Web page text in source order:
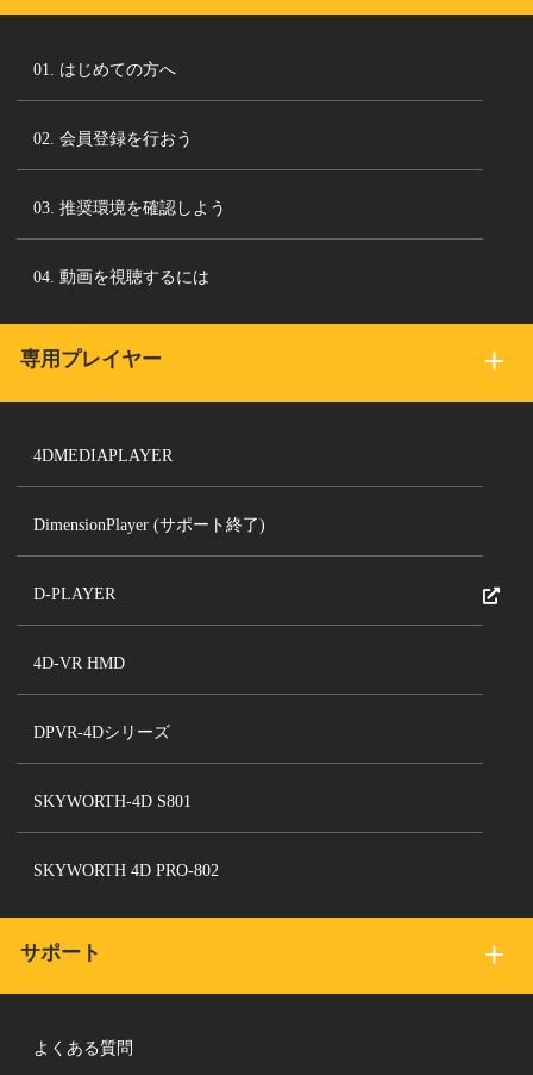
01. はじめての方へ
02. 会員登録を行おう
03. 推奨環境を確認しよう
04. 動画を視聴するには
専用プレイヤー
4DMEDIAPLAYER
DimensionPlayer (サポート終了)
D-PLAYER
4D-VR HMD
DPVR-4Dシリーズ
SKYWORTH-4D S801
SKYWORTH 4D PRO-802
サポート
よくある質問